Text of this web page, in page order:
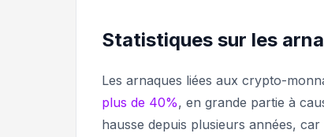
Statistiques sur les
Les arnaques liées aux crypto-
plus de 40%, en grande partie à
hausse depuis plusieurs années,